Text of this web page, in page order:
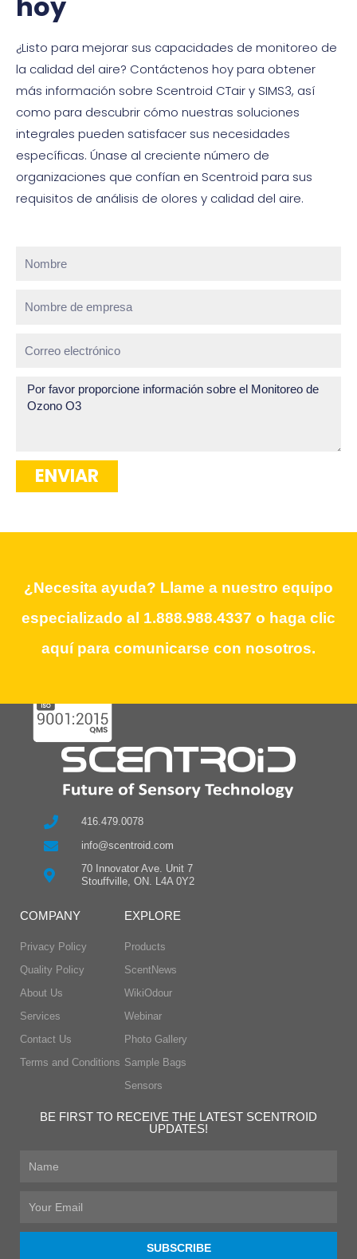
¿Listo para mejorar sus capacidades de monitoreo de
la calidad del aire? Contáctenos hoy para obtener
más información sobre Scentroid CTair y SIMS3, así
como para descubrir cómo nuestras soluciones
integrales pueden satisfacer sus necesidades
específicas. Únase al creciente número de
organizaciones que confían en Scentroid para sus
requisitos de análisis de olores y calidad del aire.
¿Cómo
podemos
ENVIAR
¿Necesita ayuda? Llame a nuestro equipo
especializado al 1.888.988.4337 o haga clic
aquí para comunicarse con nosotros.
Need Assistance? Call our dedicated
team at 1.888.988.4337 or click here to
416.479.0078
info@scentroid.com
70 Innovator Ave. Unit 7
Stouffville, ON. L4A 0Y2
COMPANY
Privacy Policy
Quality Policy
About Us
Services
Contact Us
Terms and Conditions
EXPLORE
Products
ScentNews
WikiOdour
Webinar
Photo Gallery
Sample Bags
Sensors
BE FIRST TO RECEIVE THE LATEST SCENTROID
UPDATES!
SUBSCRIBE